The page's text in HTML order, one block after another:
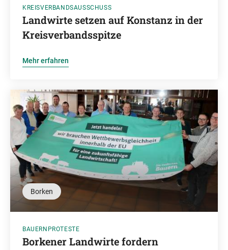
KREISVERBANDSAUSSCHUSS
Landwirte setzen auf Konstanz in der
Kreisverbandsspitze
Mehr erfahren
Borken
BAUERNPROTESTE
Borkener Landwirte fordern